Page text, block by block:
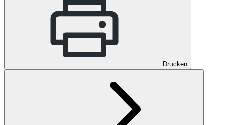
Drucken